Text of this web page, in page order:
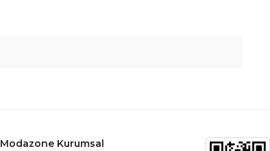
Modazone Kurumsal